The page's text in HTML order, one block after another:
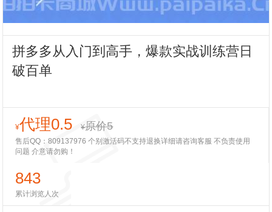
拼多多从入门到高手，爆款实战训练营日
破百单
¥代理0.5 ¥原价5
售后QQ：809137976 个别激活码不支持退换详细请咨询客服 不负责使用
问题 介意请勿购！
843
累计浏览人次